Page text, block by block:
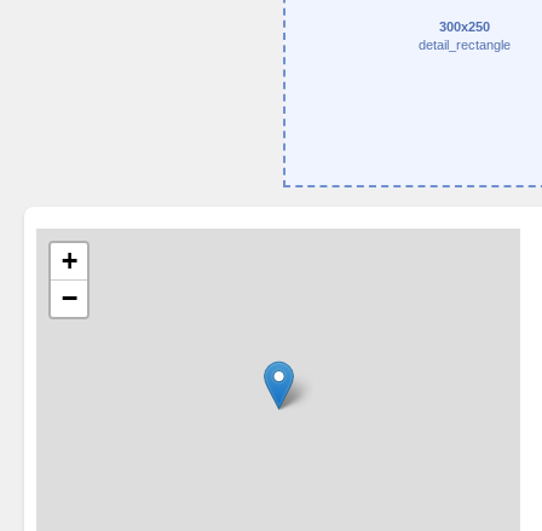
300x250
detail_rectangle